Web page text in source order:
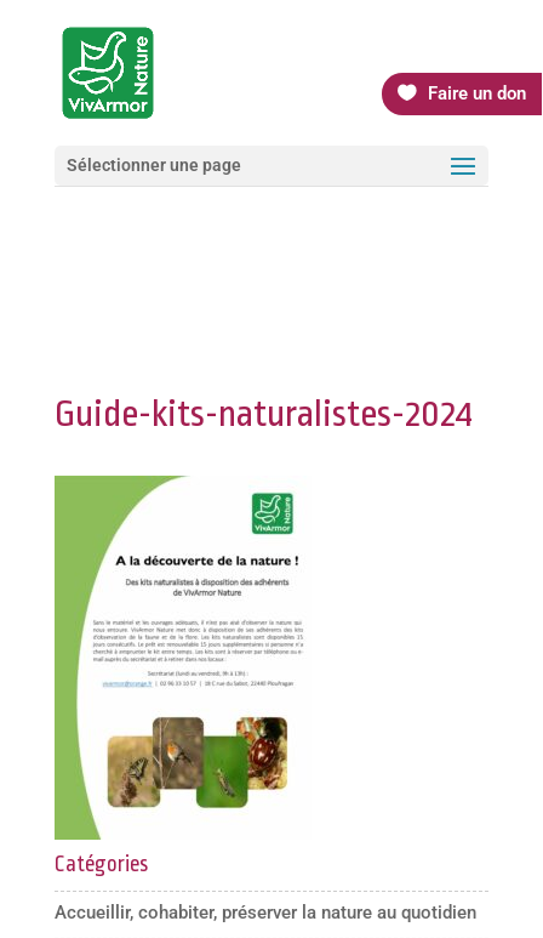
Faire un don
Sélectionner une page
Guide-kits-naturalistes-2024
Catégories
Accueillir, cohabiter, préserver la nature au quotidien